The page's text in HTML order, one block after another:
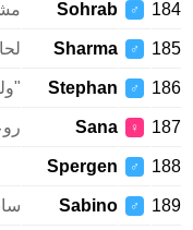
♂
Sohrab
♂
Sharma لحاف
♂
Stephan "ولي
♀
Sana
♂
Spergen
♂
Sabino